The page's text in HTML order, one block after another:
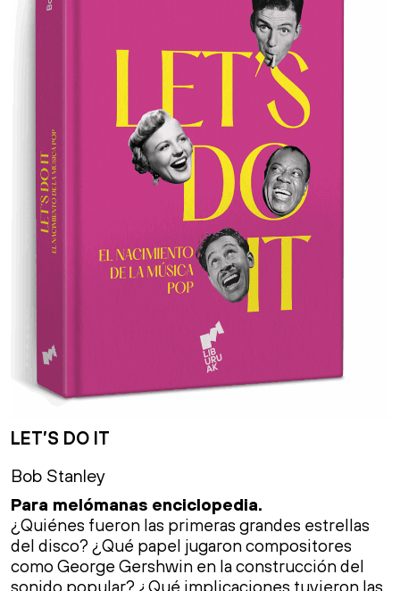
LET’S DO IT
Bob Stanley
Para melómanas enciclopedia.
¿Quiénes fueron las primeras grandes estrellas
del disco? ¿Qué papel jugaron compositores
como George Gershwin en la construcción del
sonido popular? ¿Qué implicaciones tuvieron las